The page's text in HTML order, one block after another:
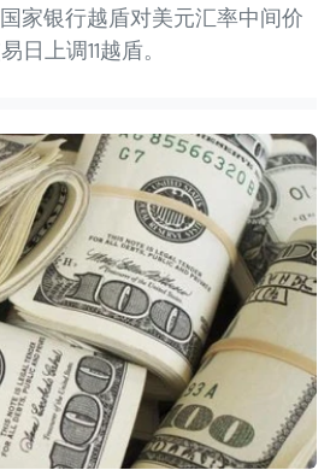
家银行越盾对美元汇率中间价
日上调11越盾。